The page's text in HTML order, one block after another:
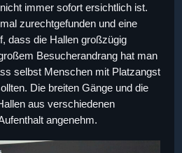
immer sofort ersichtlich ist.
zurechtgefunden und eine
dass die Hallen großzügig
Besucherandrang hat man
selbst Menschen mit Platzangst
Die breiten Gänge und die
aus verschiedenen
angenehm.